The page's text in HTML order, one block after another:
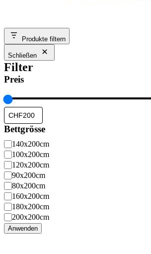
Produkte filtern
Schließen
Filter
Preis
Bettgrösse
Bettgrösse
140x200cm
100x200cm
120x200cm
90x200cm
80x200cm
160x200cm
180x200cm
200x200cm
Anwenden